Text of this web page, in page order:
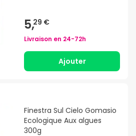
5,29 €
Livraison en 24-72h
Ajouter
Finestra Sul Cielo Gomasio
Ecologique Aux algues
300g